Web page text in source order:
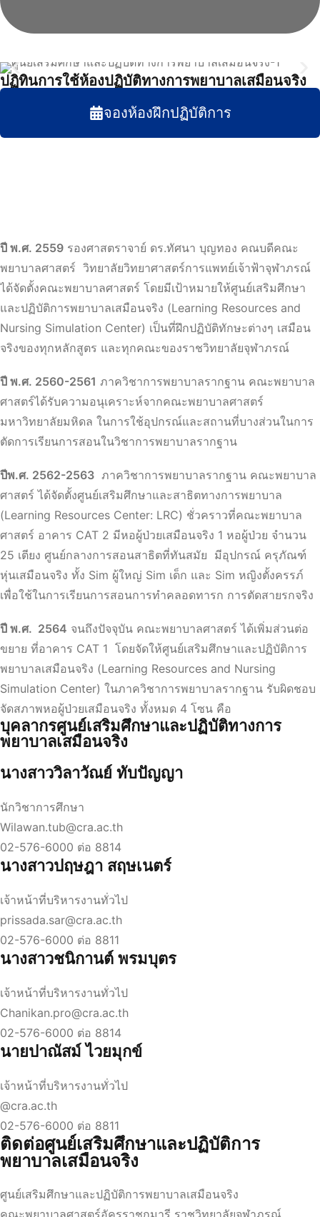
ปฏิทินการใช้ห้องปฏิบัติทางการพยาบาลเสมือนจริง
จองห้องฝึกปฏิบัติการ
ปี พ.ศ. 2559 รองศาสตราจาย์ ดร.ทัศนา บุญทอง คณบดีคณะ
พยาบาลศาสตร์ วิทยาลัยวิทยาศาสตร์การแพทย์เจ้าฟ้าจุฬาภรณ์
ได้จัดตั้งคณะพยาบาลศาสตร์ โดยมีเป้าหมายให้ศูนย์เสริมศึกษา
และปฏิบัติการพยาบาลเสมือนจริง (Learning Resources and
Nursing Simulation Center) เป็นที่ฝึกปฏิบัติทักษะต่างๆ เสมือน
จริงของทุกหลักสูตร และทุกคณะของราชวิทยาลัยจุฬาภรณ์
ปี พ.ศ. 2560-2561 ภาควิชาการพยาบาลรากฐาน คณะพยาบาล
ศาสตร์ได้รับความอนุเคราะห์จากคณะพยาบาลศาสตร์
มหาวิทยาลัยมหิดล ในการใช้อุปกรณ์และสถานที่บางส่วนในการ
ตัดการเรียนการสอนในวิชาการพยาบาลรากฐาน
ปีพ.ศ. 2562-2563 ภาควิชาการพยาบาลรากฐาน คณะพยาบาล
ศาสตร์ ได้จัดตั้งศูนย์เสริมศึกษาและสาธิตทางการพยาบาล
(Learning Resources Center: LRC) ชั่วคราวที่คณะพยาบาล
ศาสตร์ อาคาร CAT 2 มีหอผู้ป่วยเสมือนจริง 1 หอผู้ป่วย จำนวน
25 เตียง ศูนย์กลางการสอนสาธิตที่ทันสมัย มีอุปกรณ์ ครุภัณฑ์
หุ่นเสมือนจริง ทั้ง Sim ผู้ใหญ่ Sim เด็ก และ Sim หญิงตั้งครรภ์
เพื่อใช้ในการเรียนการสอนการทำคลอดทารก การตัดสายรกจริง
ปี พ.ศ. 2564 จนถึงปัจจุบัน คณะพยาบาลศาสตร์ ได้เพิ่มส่วนต่อ
ขยาย ที่อาคาร CAT 1 โดยจัดให้ศูนย์เสริมศึกษาและปฏิบัติการ
พยาบาลเสมือนจริง (Learning Resources and Nursing
Simulation Center) ในภาควิชาการพยาบาลรากฐาน รับผิดชอบ
จัดสภาพหอผู้ป่วยเสมือนจริง ทั้งหมด 4 โซน คือ
บุคลากรศูนย์เสริมศึกษาและปฏิบัติทางการ
พยาบาลเสมือนจริง
นางสาววิลาวัณย์ ทับปัญญา
นักวิชาการศึกษา
Wilawan.tub@cra.ac.th
02-576-6000 ต่อ 8814
นางสาวปฤษฎา สฤษเนตร์
เจ้าหน้าที่บริหารงานทั่วไป
prissada.sar@cra.ac.th
02-576-6000 ต่อ 8811
นางสาวชนิกานต์ พรมบุตร
เจ้าหน้าที่บริหารงานทั่วไป
Chanikan.pro@cra.ac.th
02-576-6000 ต่อ 8814
นายปาณัสม์ ไวยมุกข์
เจ้าหน้าที่บริหารงานทั่วไป
@cra.ac.th
02-576-6000 ต่อ 8811
ติดต่อศูนย์เสริมศึกษาและปฏิบัติการ
พยาบาลเสมือนจริง
ศูนย์เสริมศึกษาและปฏิบัติการพยาบาลเสมือนจริง